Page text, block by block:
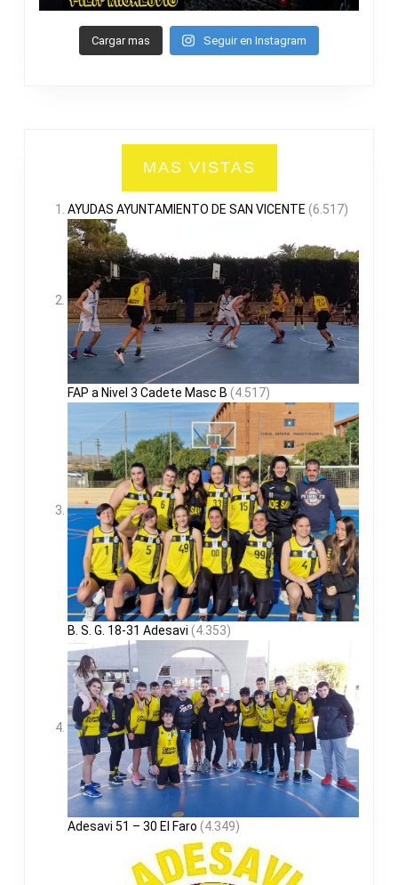
Cargar mas Seguir en Instagram
MAS VISTAS
AYUDAS AYUNTAMIENTO DE SAN VICENTE (6.517)
FAP a Nivel 3 Cadete Masc B (4.517)
B. S. G. 18-31 Adesavi (4.353)
Adesavi 51 – 30 El Faro (4.349)